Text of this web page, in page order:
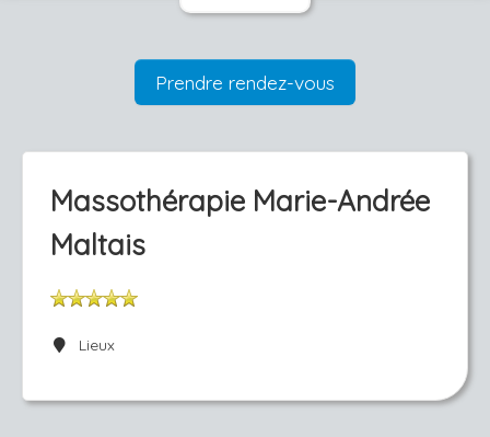
Prendre rendez-vous
Massothérapie Marie-Andrée
Maltais
Lieux